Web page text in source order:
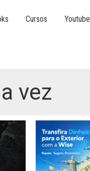
Cursos Youtube
vez